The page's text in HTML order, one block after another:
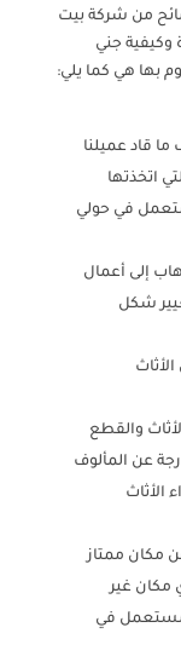
من شركة بيت
وكيفية جني
بها هي كما يلي:
قاد عميلنا
اتخذتها
في حولي
إلى أعمال
شكل
والقطع
عن المألوف
الأثاث
مكان ممتاز
مكان غير
مستعمل في